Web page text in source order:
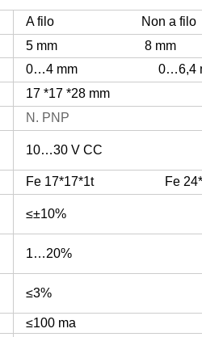
A filo Non a filo
5 mm 8 mm
0…4 mm 0…6,4
17 *17 *28 mm
N. PNP
10…30 V CC
Fe 17*17*1t Fe
≤±10%
1…20%
≤3%
≤100 ma